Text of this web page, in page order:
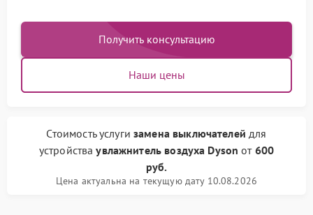
Получить консультацию
Наши цены
Стоимость услугизамена выключателей для
устройстваувлажнитель воздуха Dyson от 600
руб.
Цена актуальна на текущую дату 10.08.2026